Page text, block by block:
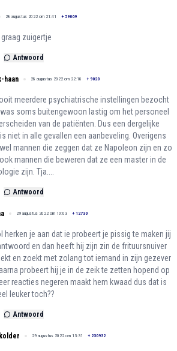
28 augustus 2022 om 21:41 + 59069
zuigertje
Antwoord
haan 28 augustus 2022 om 22:18 + 9020
ooit meerdere psychiatrische instellingen bezocht
soms buitengewoon lastig om het personeel
van de patiënten. Dus een dergelijke
niet in alle gevallen een aanbeveling. Overigens
mannen die zeggen dat ze Napoleon zijn en zo
mannen die beweren dat ze een master in de
zijn. Tja....
Antwoord
29 augustus 2022 om 10:03 + 12730
herken je aan dat ie probeert je pissig te maken jij
en dan heeft hij zijn zin de frituursnuiver
en zoekt met zolang tot iemand in zijn gezever
probeert hij je in de zeik te zetten hopend op
reacties negeren maakt hem kwaad dus dat is
leuker toch??
Antwoord
29 augustus 2022 om 13:31 + 230932